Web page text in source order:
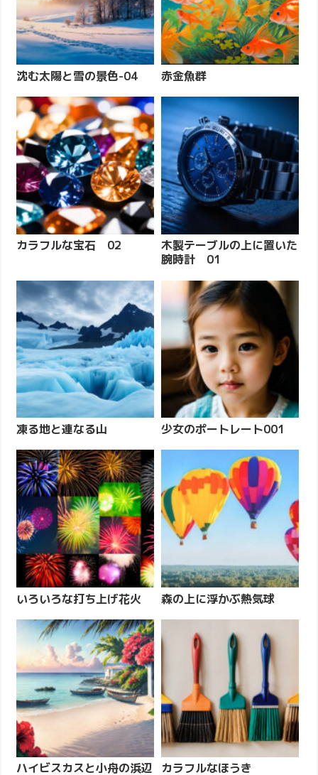
沈む太陽と雪の景色-04 赤金魚群
カラフルな宝石 02
木製テーブルの上に置いた
腕時計 01
凍る地と連なる山 少女のポートレート001
いろいろな打ち上げ花火 森の上に浮かぶ熱気球
ハイビスカスと小舟の浜辺 カラフルなほうき